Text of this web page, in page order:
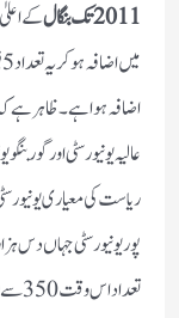
2011تک بنگال
کے
اضافہ ہوا ہے۔ ظاہر ہے
عالیہ یونیورسٹی اور
ریاست کی معیاری
پوریونیورسٹی جہاں دس